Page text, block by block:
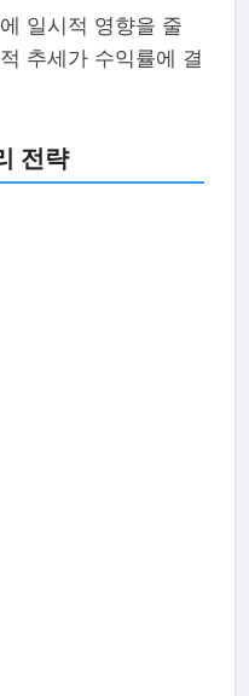
일시적 영향을 줄
추세가 수익률에 결
전략